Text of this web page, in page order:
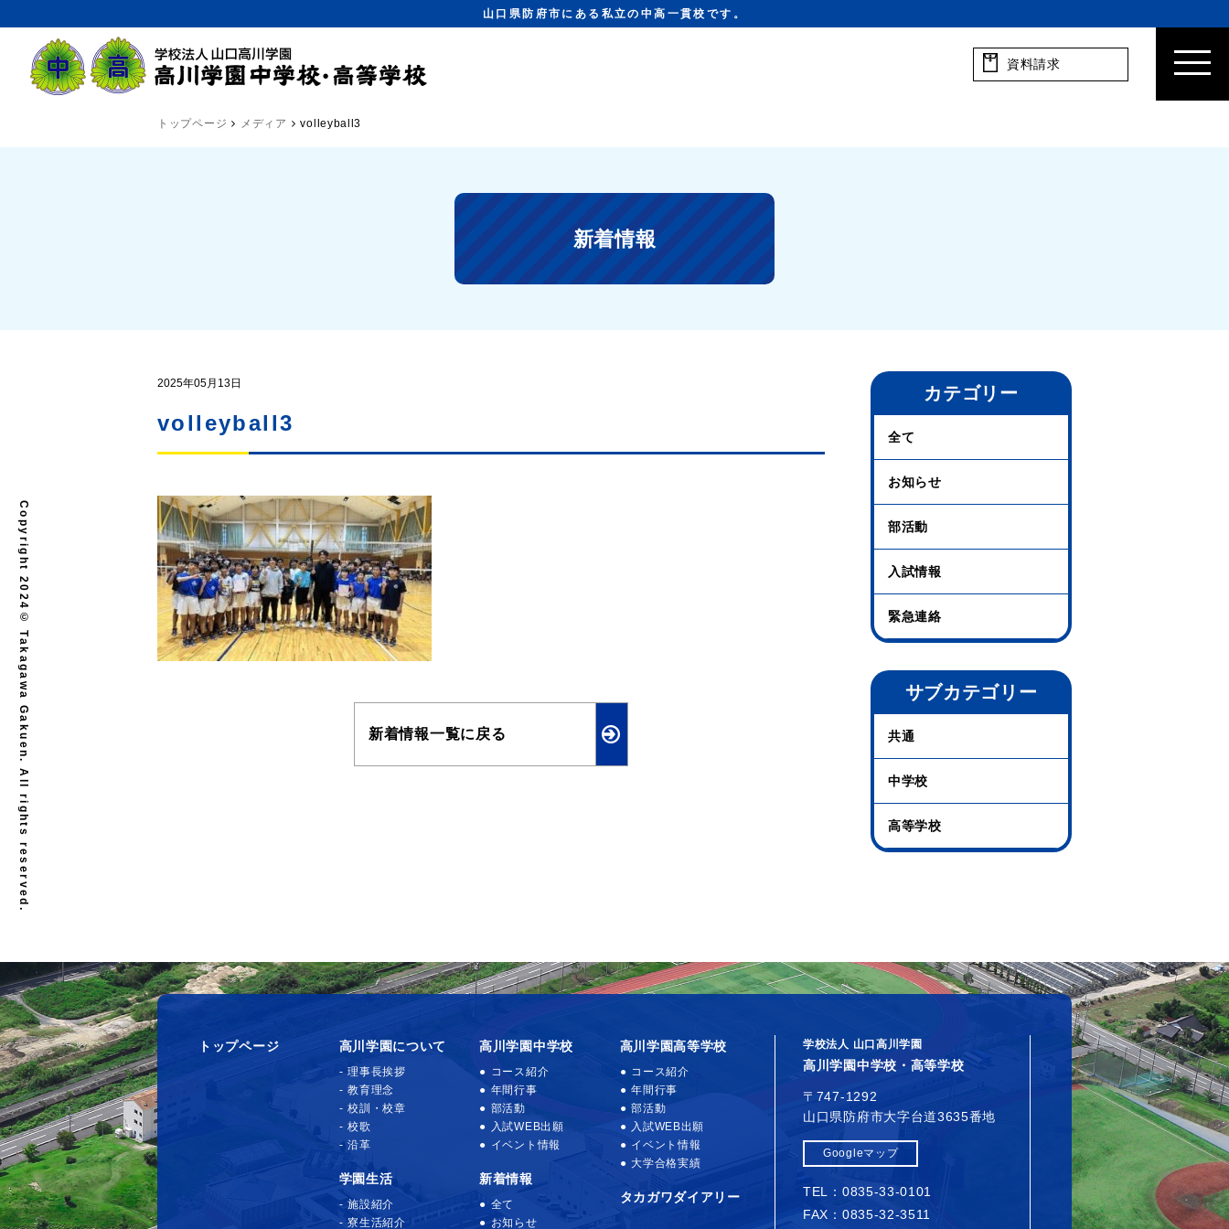
山口県防府市にある私立の中高一貫校です。
資料請求
トップページ メディア volleyball3
新着情報
2025年05月13日
volleyball3
新着情報一覧に戻る
カテゴリー
全て
お知らせ
部活動
入試情報
緊急連絡
サブカテゴリー
共通
中学校
高等学校
トップページ 高川学園について
理事長挨拶
教育理念
校訓・校章
校歌
沿革
学園生活
施設紹介
寮生活紹介
高川学園中学校
コース紹介
年間行事
部活動
入試WEB出願
イベント情報
新着情報
全て
お知らせ
高川学園高等学校
コース紹介
年間行事
部活動
入試WEB出願
イベント情報
大学合格実績
タカガワダイアリー
学校法人 山口高川学園
高川学園中学校・高等学校
〒747-1292
山口県防府市大字台道3635番地
Googleマップ
TEL：0835-33-0101
FAX：0835-32-3511
Copyright 2024© Takagawa Gakuen. All rights reserved.